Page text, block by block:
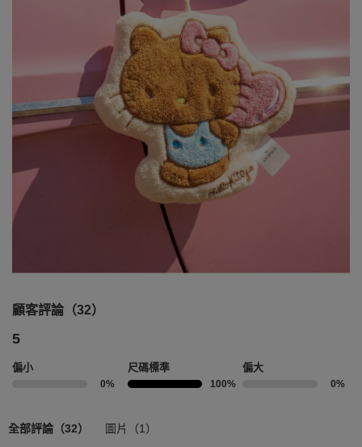
顧客評論（32）
5
偏小
0%
尺碼標準
100%
偏大
0%
全部評論（32） 圖片（1）